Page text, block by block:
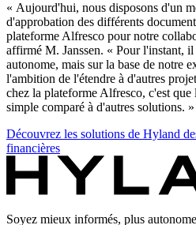
« Aujourd'hui, nous disposons d'un
d'approbation des différents
plateforme Alfresco pour notre
affirmé M. Janssen. « Pour l'instant,
autonome, mais sur la base de notre
l'ambition de l'étendre à d'autres
chez la plateforme Alfresco, c'est
simple comparé à d'autres solutions. »
Découvrez les solutions de Hyland
financières
Soyez mieux informés, plus